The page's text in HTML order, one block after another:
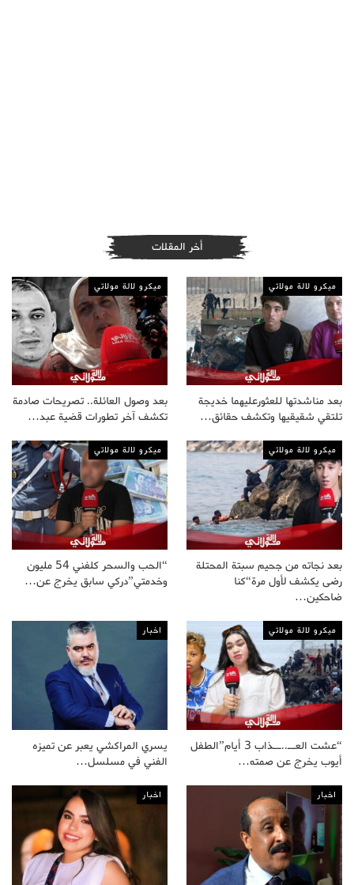
أخر المقلات
ميكرو لالة مولاتي
بعد مناشدتها للعثورعليهما خديجة
تلتقي شقيقيها وتكشف حقائق…
ميكرو لالة مولاتي
بعد وصول العائلة.. تصريحات صادمة
تكشف آخر تطورات قضية عبد…
ميكرو لالة مولاتي
بعد نجاته من جحيم سبتة المحتلة
رضى يكشف لأول مرة“كنا
ضاحكين…
ميكرو لالة مولاتي
“الحب والسحر كلفني 54 مليون
وخدمتي”دركي سابق يخرج عن…
ميكرو لالة مولاتي
“عشت العــ..ــذاب 3 أيام”الطفل
أيوب يخرج عن صمته…
اخبار
يسري المراكشي يعبر عن تميزه
الفني في مسلسل…
اخبار اخبار